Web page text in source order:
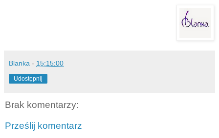
Blanka - 15:15:00
Udostępnij
Brak komentarzy:
Prześlij komentarz